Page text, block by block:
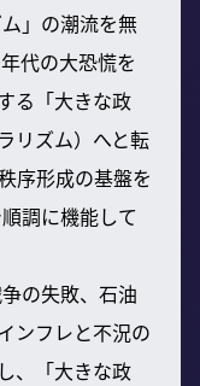
」の潮流を無
代の大恐慌を
る「大きな政
リズム）へと転
序形成の基盤を
調に機能して
の失敗、石油
ンフレと不況の
、「大きな政